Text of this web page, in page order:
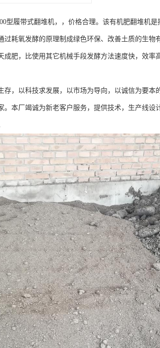
型履带式翻堆机，，价格合理。该有机肥翻堆机
过耗氧发酵的原理制成绿色环保、改善土质的生物
成肥，比使用其它机械手段发酵方法速度快，效率
存，以科技求发展，以市场为导向，以诚信为要
。本厂竭诚为新老客户服务，提供技术，生产线设